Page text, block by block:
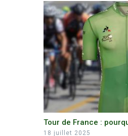
Tour de France :
18 juillet 2025